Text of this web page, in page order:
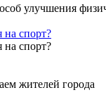
улучшения
спорт?️
спорт?
жителей города